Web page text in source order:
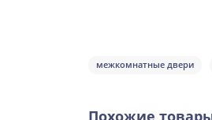
межкомнатные двери